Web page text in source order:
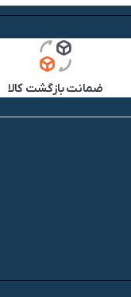
ضمانت بازگشت کالا